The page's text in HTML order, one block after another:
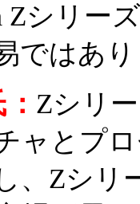
Zシリー
ではあ
Zシリ
ャとプ
、Zシリ